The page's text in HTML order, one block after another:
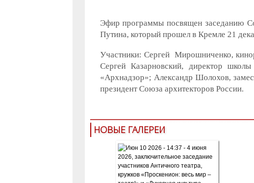
Эфир программы посвящен заседанию
Путина, который прошел в Кремле 21
Участники: Сергей Мирошниченко,
Сергей Казарновский, директор
«Архнадзор»; Александр Шолохов,
президент Союза архитекторов России.
НОВЫЕ ГАЛЕРЕИ